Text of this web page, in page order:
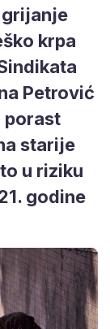
krpa
Petrović
porast
starije
u riziku
godine